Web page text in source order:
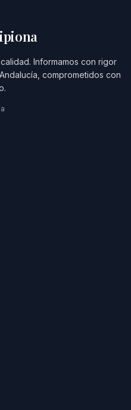
Informamos con rigor
comprometidos con